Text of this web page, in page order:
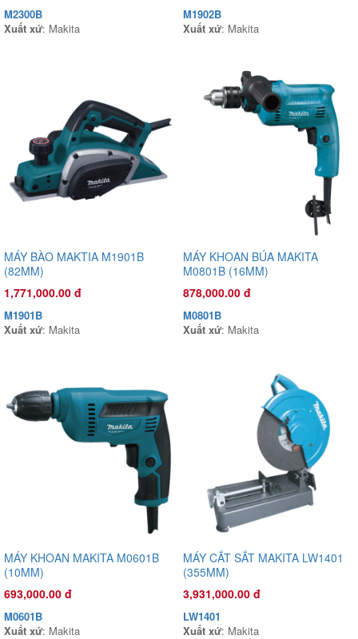
Đầu phun áp lực chất lỏng Oshima OS45AST 2.0HP Xanh đậm
(hoạt động bằng sức kéo động cơ)
5,500,000.00 đ
OS45AST
Xuất xứ:
Đầu phun áp lực chất lỏng Oshima OS45ST 2.0HP Xanh đậm
(hoạt động bằng sức kéo động cơ)
5,200,000.00 đ
Xuất xứ
M2300B
Xuất xứ: Makita
M1902B
Xuất xứ: Makita
MÁY BÀO MAKTIA M1901B
(82MM)
1,771,000.00 đ
M1901B
Xuất xứ: Makita
MÁY KHOAN BÚA MAKITA
M0801B (16MM)
878,000.00 đ
M0801B
Xuất xứ: Makita
MÁY KHOAN MAKITA M0601B
(10MM)
693,000.00 đ
M0601B
Xuất xứ: Makita
MÁY CẮT SẮT MAKITA LW1401
(355MM)
3,931,000.00 đ
LW1401
Xuất xứ: Makita